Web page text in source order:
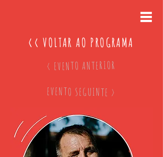
<< VOLTAR AO PROGRAMA
< EVENTO ANTERIOR
EVENTO SEGUINTE >